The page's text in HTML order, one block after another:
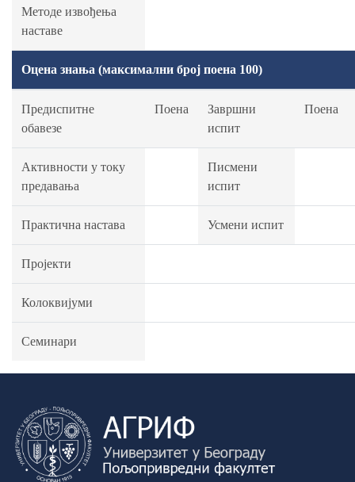
Методе извођења
наставе
Оцена знања (максимални број поена 100)
Предиспитне
обавезе
Поена
Завршни
испит
Поена
Активности у току
предавања
Писмени
испит
Практична настава Усмени испит
Пројекти
Колоквијуми
Семинари